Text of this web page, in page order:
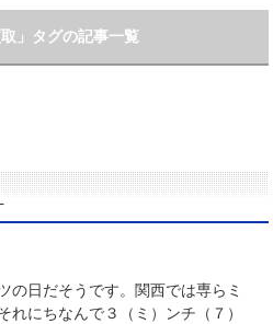
」タグの記事一覧
日だそうです。関西では専らミ
れにちなんで３（ミ）ンチ（７）